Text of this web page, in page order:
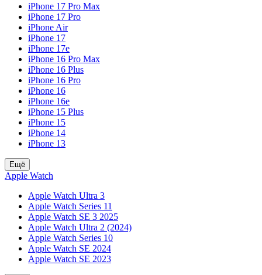
iPhone 17 Pro Max
iPhone 17 Pro
iPhone Air
iPhone 17
iPhone 17e
iPhone 16 Pro Max
iPhone 16 Plus
iPhone 16 Pro
iPhone 16
iPhone 16e
iPhone 15 Plus
iPhone 15
iPhone 14
iPhone 13
Ещё
Apple Watch
Apple Watch Ultra 3
Apple Watch Series 11
Apple Watch SE 3 2025
Apple Watch Ultra 2 (2024)
Apple Watch Series 10
Apple Watch SE 2024
Apple Watch SE 2023